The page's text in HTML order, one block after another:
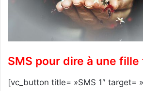
l
SMS pour dire à une
[vc_button title= »SMS 1″ target=